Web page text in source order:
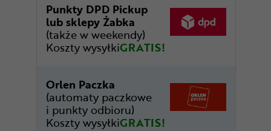
Punkty DPD Pickup
lub sklepy Żabka
(także w weekendy)
Koszty wysyłkiGRATIS!
Orlen Paczka
(automaty paczkowe
i punkty odbioru)
Koszty wysyłkiGRATIS!